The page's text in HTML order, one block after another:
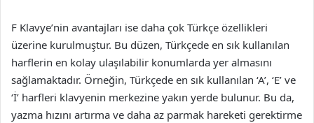
F Klavye’nin avantajları ise daha çok Türkçe özellikleri
üzerine kurulmuştur. Bu düzen, Türkçede en sık kullanılan
harflerin en kolay ulaşılabilir konumlarda yer almasını
sağlamaktadır. Örneğin, Türkçede en sık kullanılan ‘A’, ‘E’ ve
‘İ’ harfleri klavyenin merkezine yakın yerde bulunur. Bu da,
yazma hızını artırma ve daha az parmak hareketi gerektirme